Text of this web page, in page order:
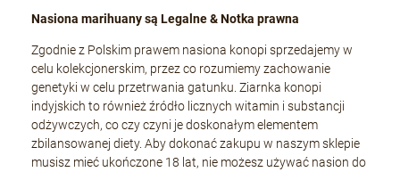
Nasiona marihuany są Legalne & Notka prawna
Zgodnie z Polskim prawem nasiona konopi sprzedajemy w
celu kolekcjonerskim, przez co rozumiemy zachowanie
genetyki w celu przetrwania gatunku. Ziarnka konopi
indyjskich to również źródło licznych witamin i substancji
odżywczych, co czy czyni je doskonałym elementem
zbilansowanej diety. Aby dokonać zakupu w naszym sklepie
musisz mieć ukończone 18 lat, nie możesz używać nasion do